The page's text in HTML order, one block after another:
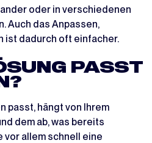
oder in verschiedenen
Auch das Anpassen,
ist dadurch oft einfacher.
PASST
passt, hängt von Ihrem
dem ab, was bereits
vor allem schnell eine